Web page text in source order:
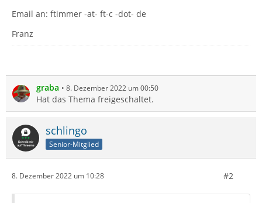
Email an: ftimmer -at- ft-c -dot- de
Franz
graba 8. Dezember 2022 um 00:50
Hat das Thema freigeschaltet.
schlingo
Senior-Mitglied
8. Dezember 2022 um 10:28 #2